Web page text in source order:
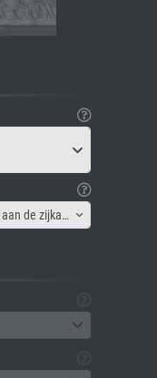
Canvas lijst - Afbeelding gespiegeld aan de zijkant